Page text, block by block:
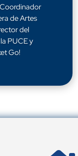
de Artes
del
PUCE y
Go!